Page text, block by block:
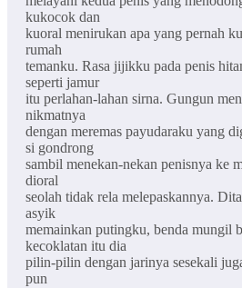
kukocok dan
kuoral menirukan apa yang pernah
rumah
temanku. Rasa jijikku pada penis
seperti jamur
itu perlahan-lahan sirna. Gungun
nikmatnya
dengan meremas payudaraku yang
si gondrong
sambil menekan-nekan penisnya ke
dioral
seolah tidak rela melepaskannya.
asyik
memainkan putingku, benda mungil
kecoklatan itu dia
pilin-pilin dengan jarinya sesekali
pun